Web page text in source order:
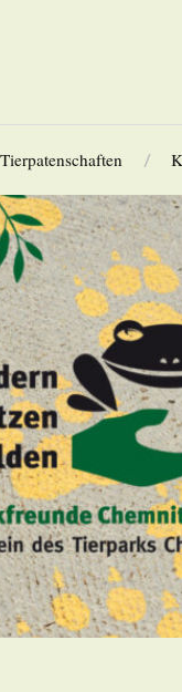
Tierpatenschaften